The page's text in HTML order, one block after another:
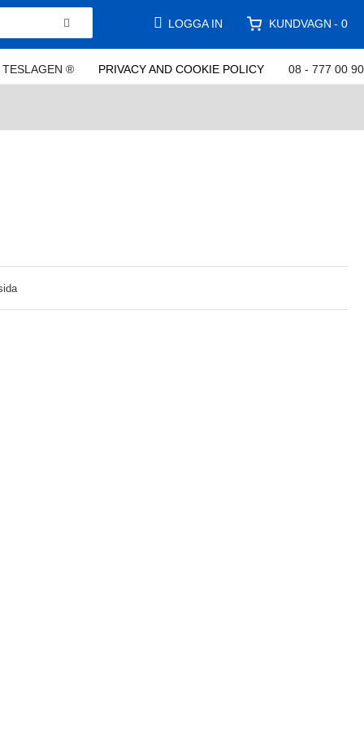
TESLAGEN ® PRIVACY AND COOKIE POLICY 08 - 777 00 90
KUNDVAGN 0
LOGGA IN